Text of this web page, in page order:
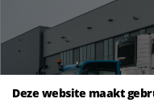
Deze website maakt